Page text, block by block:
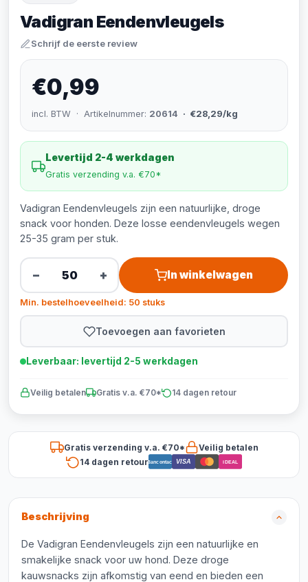
Vadigran Eendenvleugels
Schrijf de eerste review
€0,99
incl. BTW · Artikelnummer: 20614 · €28,29/kg
Levertijd 2-4 werkdagen
Gratis verzending v.a. €70*
Vadigran Eendenvleugels zijn een natuurlijke, droge
snack voor honden. Deze losse eendenvleugels wegen
25-35 gram per stuk.
− + In winkelwagen
Min. bestelhoeveelheid: 50 stuks
Toevoegen aan favorieten
Leverbaar: levertijd 2-5 werkdagen
Veilig betalen Gratis v.a. €70* 14 dagen retour
Gratis verzending v.a. €70*
Veilig betalen
14 dagen retourBancontact VISA iDEAL
Beschrijving
De Vadigran Eendenvleugels zijn een natuurlijke en
smakelijke snack voor uw hond. Deze droge
kauwsnacks zijn afkomstig van eend en bieden een